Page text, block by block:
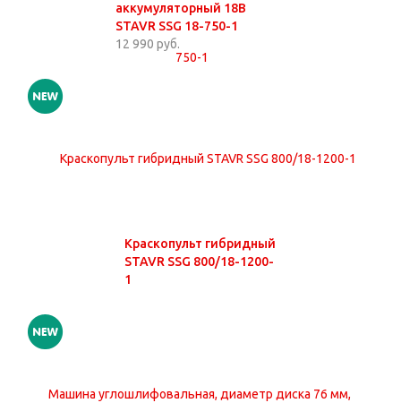
аккумуляторный 18В
STAVR SSG 18-750-1
12 990 руб.
Краскопульт гибридный
STAVR SSG 800/18-1200-
1